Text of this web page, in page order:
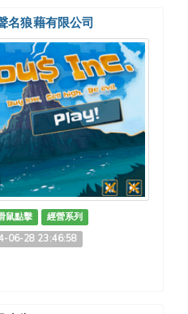
名狼藉有限公司
鼠點擊
經營系列
06-28 23:46:58